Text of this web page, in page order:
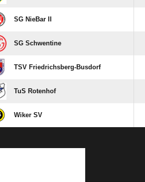
SG NieBar II
SG Schwentine
TSV Friedrichsberg-Busdorf
TuS Rotenhof
Wiker SV